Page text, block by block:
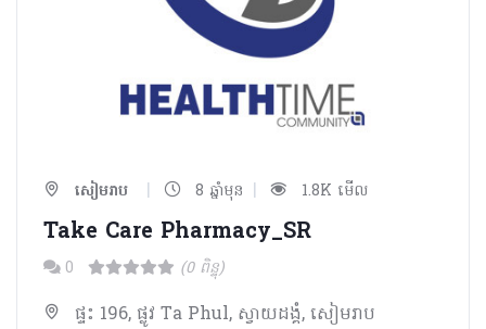
សៀមរាប | 8 ឆ្នាំមុន | 1.8K មើល
Take Care Pharmacy_SR
0 (0 ពិន្ទុ)
ផ្ទះ 196, ផ្លូវ Ta Phul, ស្វាយដង្គំ, សៀមរាប